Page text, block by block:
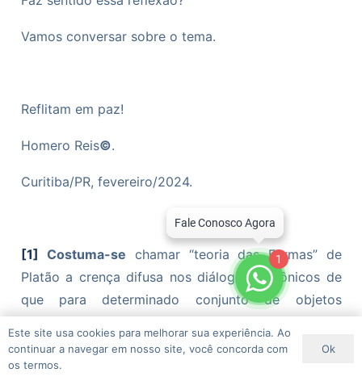
Vamos conversar sobre o tema.
Reflitam em paz!
Homero Reis©.
Curitiba/PR, fevereiro/2024.
[1] Costuma-se chamar “teoria das Formas” de
Platão a crença difusa nos diálogos platônicos de
que para determinado conjunto de objetos
tangíveis que compartilham de uma mesma
qualidade, essa qualidade comum tem existência
real configurando-se como uma Forma Inteligível da
Este site usa cookies para melhorar sua experiência. Ao
continuar a navegar em nosso site, você concorda com
os termos.
Ok
1